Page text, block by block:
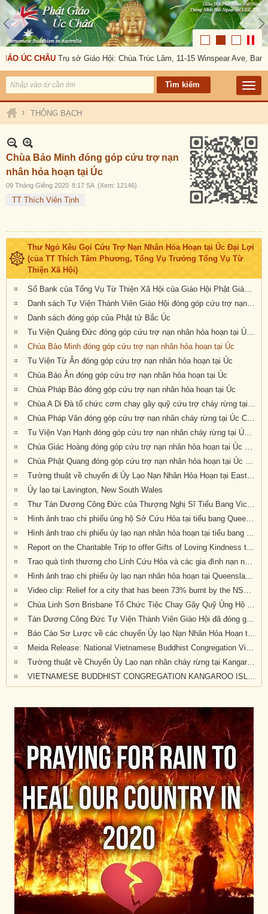
ÚC CHÂU Trụ sở Giáo Hội: Chùa Trúc Lâm, 11-15 Winspear Ave,
› THÔNG BẠCH
Chùa Bảo Minh đóng góp cứu trợ nạn
nhân hỏa hoạn tại Úc
09 Tháng Giêng 2020 8:17 SA (Xem: 12146)
TT Thích Viên Tịnh
Thư Ngỏ Kêu Gọi Cứu Trợ Nạn Nhân Hỏa Hoạn tại Úc Đại Lợi
(của TT Thích Tâm Phương, Tổng Vụ Trưởng Tổng Vụ Từ
Thiện Xã Hội)
Sổ Bank của Tổng Vụ Từ Thiện Xã Hội của Giáo Hội Phật Giáo Việt Nam Thống Nhất Hải Ngoại tại Úc Đại Lợi- Tân Tây Lan
Danh sách Tự Viện Thành Viên Giáo Hội đóng góp cứu trợ nạn nhân hỏa hoạn tại Úc
Danh sách đóng góp của Phật tử Bắc Úc
Tu Viện Quảng Đức đóng góp cứu trợ nạn nhân hỏa hoạn tại Úc Châu
Chùa Bảo Minh đóng góp cứu trợ nạn nhân hỏa hoạn tại Úc
Tu Viện Từ Ân đóng góp cứu trợ nạn nhân hỏa hoạn tại Úc
Chùa Báo Ân đóng góp cứu trợ nạn nhân hỏa hoạn tại Úc
Chùa Pháp Bảo đóng góp cứu trợ nạn nhân hỏa hoạn tại Úc
Chùa A Di Đà tổ chức cơm chay gây quỹ cứu trợ cháy rừng tại Úc châu (19.01.2020) 19/1/2020
Chùa Pháp Vân đóng góp cứu trợ nạn nhân cháy rừng tại Úc Châu
Tu Viện Vạn Hạnh đóng góp cứu trợ nạn nhân cháy rừng tại Úc Châu
Chùa Giác Hoàng đóng góp cứu trợ nạn nhân hỏa hoạn tại Úc Châu
Chùa Phật Quang đóng góp cứu trợ nạn nhân hỏa hoạn tại Úc Châu
Tường thuật về chuyến đi Ủy Lạo Nạn Nhân Hỏa Hoạn tại East Gippsland, VIC và Lavington, NSW
Ủy lạo tại Lavington, New South Wales
Thư Tán Dương Công Đức của Thượng Nghị Sĩ Tiểu Bang Victoria Tiến Sĩ Kiều Tiến Dũng gởi đến Chư Tôn Đức & Tự Viện thành viên Giáo Hội trong công cuộc đóng góp ủy lạo nạn nhân hỏa hoạn tại Úc Châu (Appreciation letters from Dr Kieu Tien Dung, State Member for South-Eastern Metropolitan Region, Victoria, Australia)
Hình ảnh trao chi phiếu ủng hộ Sở Cứu Hỏa tại tiểu bang Queensland, Úc Châu
Hình ảnh trao chi phiếu ủy lạo nạn nhân hỏa hoạn tại tiểu bang New South Wales (đợt 2)
Report on the Charitable Trip to offer Gifts of Loving Kindness to Bushfire Survivors in Victoria, New South Wales and Queensland
Trao quà tình thương cho Lính Cứu Hỏa và các gia đình nạn nhân hỏa hoạn tại Wandandian, New South Wales ngày 12/2/2020
Hình ảnh trao chi phiếu ủy lạo nạn nhân hỏa hoạn tại Queensland đợt 2
Video clip: Relief for a city that has been 73% burnt by the NSW bushfires | Vietnamese Buddhists in Australia
Chùa Linh Sơn Brisbane Tổ Chức Tiệc Chay Gây Quỹ Ủng Hộ Nạn Nhân Hỏa Hoạn Úc Châu (tối Thứ Bảy 15/2/2020)
Tán Dương Công Đức Tự Viện Thành Viên Giáo Hội đã đóng góp tịnh tài giúp đỡ nạn nhân hỏa hoạn tại Úc Châu
Báo Cáo Sơ Lược về các chuyến Ủy lạo Nạn Nhân Hỏa Hoạn tại Úc Châu đầu năm 2020
Meida Release: National Vietnamese Buddhist Congregation Visit KI to give $55,500 to Local Auto Repair Project
Tường thuật về Chuyến Ủy Lạo nạn nhân cháy rừng tại Kangaroo Island, Nam Úc (ngày 24/2/2020)
VIETNAMESE BUDDHIST CONGREGATION KANGAROO ISLAND VISIT